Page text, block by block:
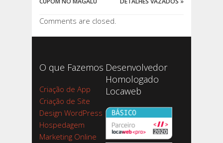
Comments are closed.
O que Fazemos
Criação de App
Criação de Site
Design WordPress
Hospedagem
Marketing Online
Desenvolvedor
Homologado
Locaweb